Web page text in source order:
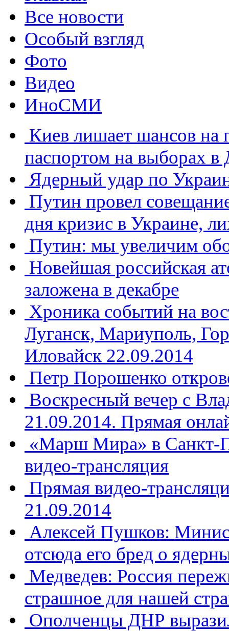
Все новости
Особый взгляд
Фото
Видео
ИноСМИ
Киев лишает шансов на
паспортом на выборах в
Ядерный удар по
Путин провел
дня кризис в Украине,
​Путин: мы увеличим
​Новейшая российская
заложена в декабре
Хроника событий на
Луганск, Мариуполь,
Иловайск 22.09.2014
Петр Порошенко
Воскресный вечер с
21.09.2014. Прямая
«Марш Мира» в Санкт-
видео-трансляция
Прямая видео-
21.09.2014
Алексей Пушков:
отсюда его бред о
Медведев: ​Россия
страшное для нашей
Ополченцы ДНР